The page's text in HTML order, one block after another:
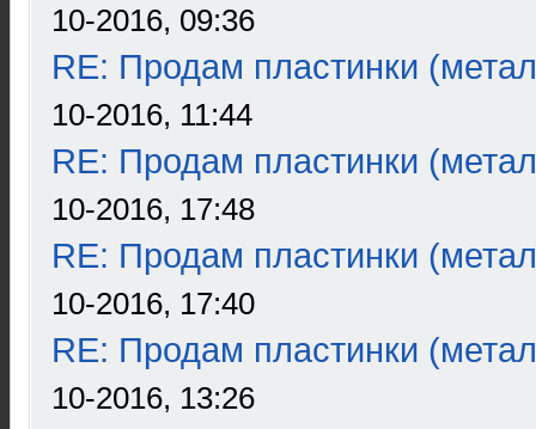
10-2016, 09:36
RE: Продам пластинки
10-2016, 11:44
RE: Продам пластинки
10-2016, 17:48
RE: Продам пластинки
10-2016, 17:40
RE: Продам пластинки
10-2016, 13:26